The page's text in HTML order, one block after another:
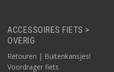
ACCESSOIRES FIETS >
OVERIG
Retouren | Buitenkansjes!
Voordrager fiets